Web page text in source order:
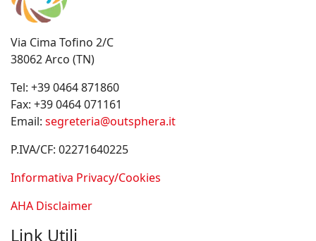
Via Cima Tofino 2/C
38062 Arco (TN)
Tel: +39 0464 871860
Fax: +39 0464 071161
Email: segreteria@outsphera.it
P.IVA/CF: 02271640225
Informativa Privacy/Cookies
AHA Disclaimer
Link Utili